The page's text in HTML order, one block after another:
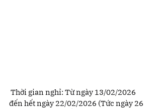
Thời gian nghỉ: Từ ngày 13/02/2026
đến hết ngày 22/02/2026 (Tức ngày 26